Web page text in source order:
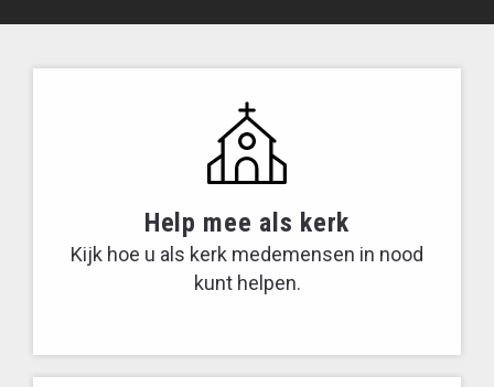
Help mee als kerk
Kijk hoe u als kerk medemensen in nood
kunt helpen.